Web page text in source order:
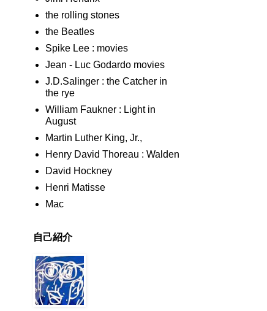
the rolling stones
the Beatles
Spike Lee : movies
Jean - Luc Godardo movies
J.D.Salinger : the Catcher in
the rye
William Faukner : Light in
August
Martin Luther King, Jr.,
Henry David Thoreau : Walden
David Hockney
Henri Matisse
Mac
自己紹介